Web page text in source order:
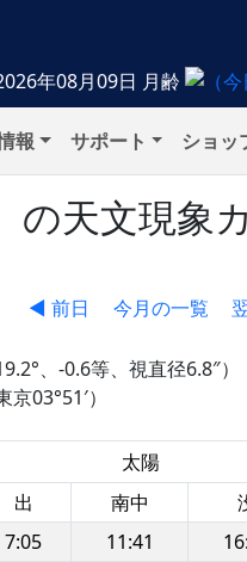
年08月09日 月齢
報 サポート ショッ
の天文現象
◀ 前日 今月の一覧
、-0.6等、視直径6.8″）
03°51′）
太陽
出 南中
7:05 11:41